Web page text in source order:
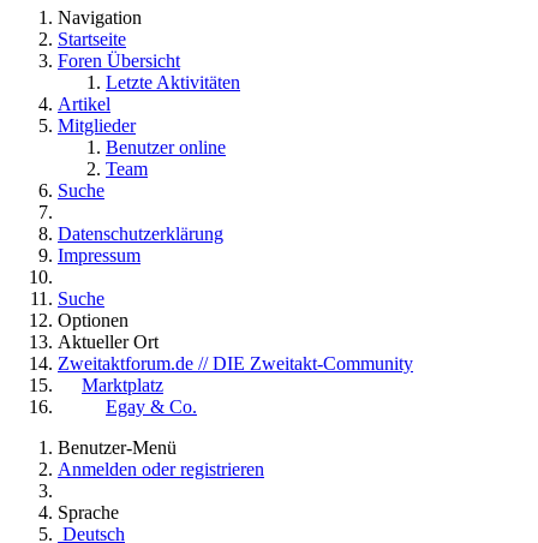
Navigation
Startseite
Foren Übersicht
Letzte Aktivitäten
Artikel
Mitglieder
Benutzer online
Team
Suche
Datenschutzerklärung
Impressum
Suche
Optionen
Aktueller Ort
Zweitaktforum.de // DIE Zweitakt-Community
Marktplatz
Egay & Co.
Benutzer-Menü
Anmelden oder registrieren
Sprache
Deutsch